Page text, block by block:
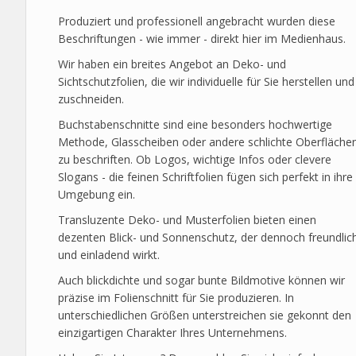
Produziert und professionell angebracht wurden diese
Beschriftungen - wie immer - direkt hier im Medienhaus.
Wir haben ein breites Angebot an Deko- und
Sichtschutzfolien, die wir individuelle für Sie herstellen und
zuschneiden.
Buchstabenschnitte sind eine besonders hochwertige
Methode, Glasscheiben oder andere schlichte
zu beschriften. Ob Logos, wichtige Infos oder clevere
Slogans - die feinen Schriftfolien fügen sich perfekt in ihre
Umgebung ein.
Transluzente Deko- und Musterfolien bieten einen
dezenten Blick- und Sonnenschutz, der dennoch
und einladend wirkt.
Auch blickdichte und sogar bunte Bildmotive können wir
präzise im Folienschnitt für Sie produzieren. In
unterschiedlichen Größen unterstreichen sie gekonnt den
einzigartigen Charakter Ihres Unternehmens.